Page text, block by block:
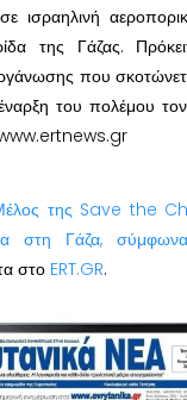
ισραηλινή
της Γάζας.
που
του πολέμου
της Save the
στη Γάζα,
στο ERT.GR.